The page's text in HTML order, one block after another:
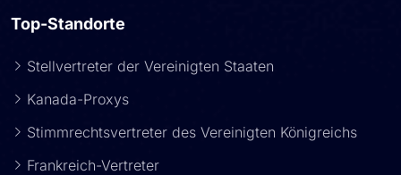
Top-Standorte
Stellvertreter der Vereinigten Staaten
Kanada-Proxys
Stimmrechtsvertreter des Vereinigten Königreichs
Frankreich-Vertreter